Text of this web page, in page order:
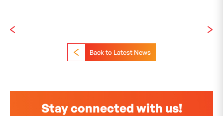
Back to Latest News
Stay connected with us!